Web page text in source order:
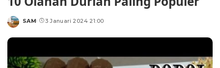
Posted
SAM 3 Januari 2024 21:00